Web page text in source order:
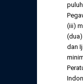
(iii)
dan